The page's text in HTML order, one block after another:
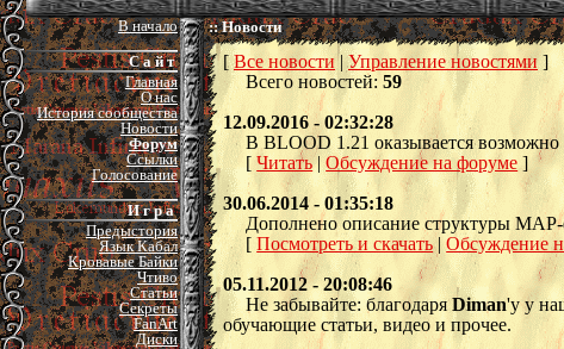
В начало
С а й т
Главная
О нас
История сообщества
Новости
Форум
Ссылки
Голосование
И г р а
Предыстория
Язык Кабал
Кровавые Байки
Чтиво
Статьи
Секреты
FanArt
Диски
:: Новости
[Все новости|Управление новостями ]
Всего новостей:59
12.09.2016 - 02:32:28
В BLOOD 1.21 оказывается возможно
[Читать|Обсуждение на форуме ]
30.06.2014 - 01:35:18
Дополнено описание структуры
[Посмотреть и скачать|Обсуждение
05.11.2012 - 20:08:46
Не забывайте: благодаряDiman'у у
обучающие статьи, видео и прочее.